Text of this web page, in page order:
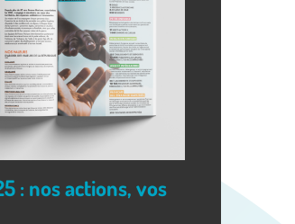
: nos actions, vos